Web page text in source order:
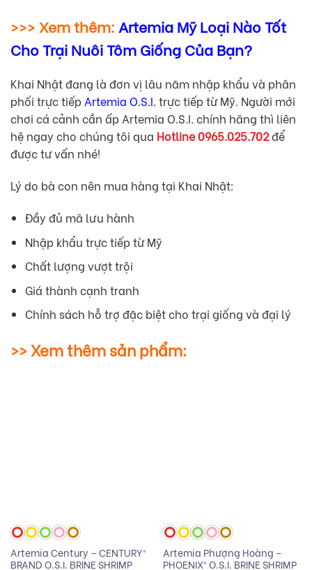
>>> Xem thêm: Artemia Mỹ Loại Nào Tốt
Cho Trại Nuôi Tôm Giống Của Bạn?
Khai Nhật đang là đơn vị lâu năm nhập khẩu và phân
phối trực tiếp Artemia O.S.I. trực tiếp từ Mỹ. Người mới
chơi cá cảnh cần ấp Artemia O.S.I. chính hãng thì liên
hệ ngay cho chúng tôi qua Hotline 0965.025.702để
được tư vấn nhé!
Lý do bà con nên mua hàng tại Khai Nhật:
Đầy đủ mã lưu hành
Nhập khẩu trực tiếp từ Mỹ
Chất lượng vượt trội
Giá thành cạnh tranh
Chính sách hỗ trợ đặc biệt cho trại giống và đại lý
>> Xem thêm sản phẩm:
Artemia Century – CENTURY®
BRAND O.S.I. BRINE SHRIMP
Artemia Phượng Hoàng –
PHOENIX® O.S.I. BRINE SHRIMP